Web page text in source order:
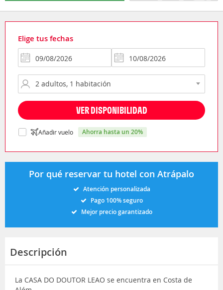
Elige tus fechas
VER DISPONIBILIDAD
Añadir vuelo ahorra hasta un 20%
Por qué reservar tu hotel con Atrápalo
Atención personalizada
Pago 100% seguro
Mejor precio garantizado
Descripción
La CASA DO DOUTOR LEAO se encuentra en Costa de